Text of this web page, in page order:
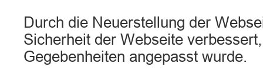
Durch die Neuerstellung der
Sicherheit der Webseite
Gegebenheiten angepasst wurde.